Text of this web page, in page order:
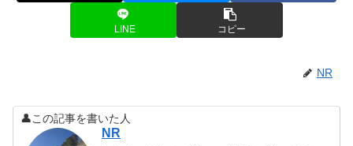
LINE コピー
NR
👤この記事を書いた人
NR